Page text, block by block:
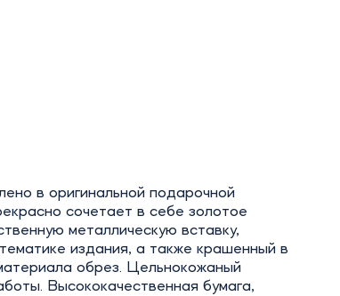
в оригинальной подарочной
сочетает в себе золотое
металлическую вставку,
издания, а также крашенный в
обрез. Цельнокожаный
Высококачественная бумага,